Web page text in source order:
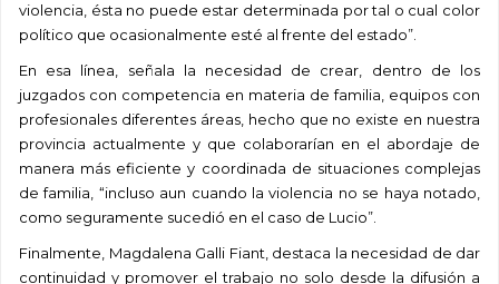
violencia, ésta no puede estar determinada por tal o cual color
político que ocasionalmente esté al frente del estado”.
En esa línea, señala la necesidad de crear, dentro de los
juzgados con competencia en materia de familia, equipos con
profesionales diferentes áreas, hecho que no existe en nuestra
provincia actualmente y que colaborarían en el abordaje de
manera más eficiente y coordinada de situaciones complejas
de familia, “incluso aun cuando la violencia no se haya notado,
como seguramente sucedió en el caso de Lucio”.
Finalmente, Magdalena Galli Fiant, destaca la necesidad de dar
continuidad y promover el trabajo no solo desde la difusión a